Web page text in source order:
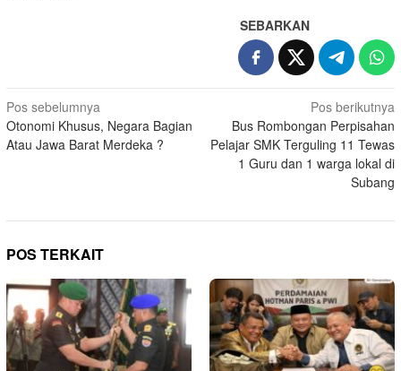
SEBARKAN
Navigasi
pos
Pos sebelumnya
Otonomi Khusus, Negara Bagian
Atau Jawa Barat Merdeka ?
Pos berikutnya
Bus Rombongan Perpisahan
Pelajar SMK Terguling 11 Tewas
1 Guru dan 1 warga lokal di
Subang
POS TERKAIT